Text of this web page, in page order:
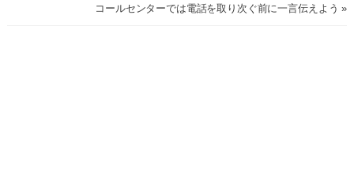
コールセンターでは電話を取り次ぐ前に一言伝えよう »